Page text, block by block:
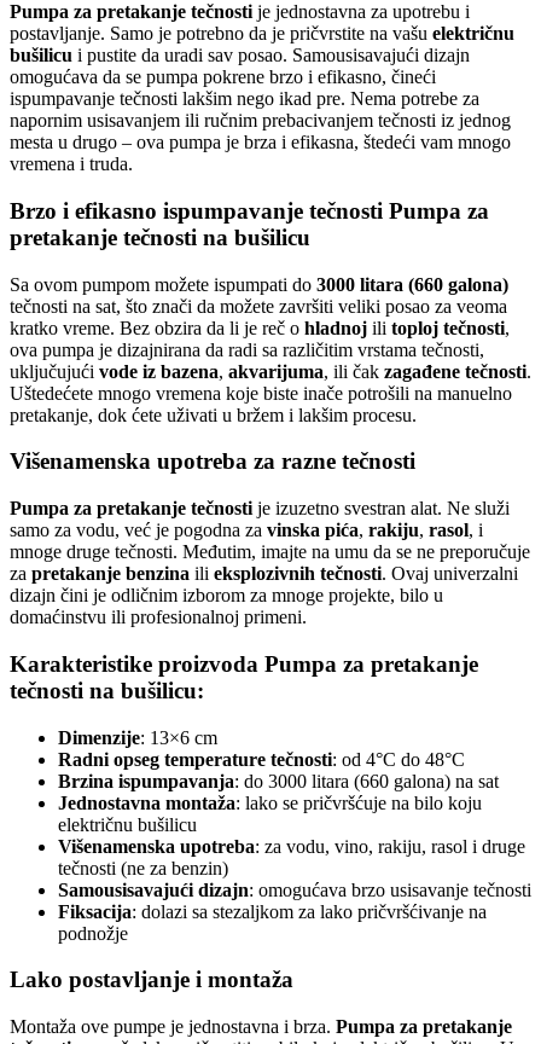
Pumpa za pretakanje tečnosti je jednostavna za upotrebu i
postavljanje. Samo je potrebno da je pričvrstite na vašu električnu
bušilicu i pustite da uradi sav posao. Samousisavajući dizajn
omogućava da se pumpa pokrene brzo i efikasno, čineći
ispumpavanje tečnosti lakšim nego ikad pre. Nema potrebe za
napornim usisavanjem ili ručnim prebacivanjem tečnosti iz jednog
mesta u drugo – ova pumpa je brza i efikasna, štedeći vam mnogo
vremena i truda.
Brzo i efikasno ispumpavanje tečnosti Pumpa za
pretakanje tečnosti na bušilicu
Sa ovom pumpom možete ispumpati do 3000 litara (660 galona)
tečnosti na sat, što znači da možete završiti veliki posao za veoma
kratko vreme. Bez obzira da li je reč o hladnoj ili toploj tečnosti,
ova pumpa je dizajnirana da radi sa različitim vrstama tečnosti,
uključujući vode iz bazena, akvarijuma, ili čak zagađene tečnosti.
Uštedećete mnogo vremena koje biste inače potrošili na manuelno
pretakanje, dok ćete uživati u bržem i lakšim procesu.
Višenamenska upotreba za razne tečnosti
Pumpa za pretakanje tečnosti je izuzetno svestran alat. Ne služi
samo za vodu, već je pogodna za vinska pića, rakiju, rasol, i
mnoge druge tečnosti. Međutim, imajte na umu da se ne preporučuje
za pretakanje benzina ili eksplozivnih tečnosti. Ovaj univerzalni
dizajn čini je odličnim izborom za mnoge projekte, bilo u
domaćinstvu ili profesionalnoj primeni.
Karakteristike proizvoda Pumpa za pretakanje
tečnosti na bušilicu:
Dimenzije: 13×6 cm
Radni opseg temperature tečnosti: od 4°C do 48°C
Brzina ispumpavanja: do 3000 litara (660 galona) na sat
Jednostavna montaža: lako se pričvršćuje na bilo koju
električnu bušilicu
Višenamenska upotreba: za vodu, vino, rakiju, rasol i druge
tečnosti (ne za benzin)
Samousisavajući dizajn: omogućava brzo usisavanje tečnosti
Fiksacija: dolazi sa stezaljkom za lako pričvršćivanje na
podnožje
Lako postavljanje i montaža
Montaža ove pumpe je jednostavna i brza. Pumpa za pretakanje